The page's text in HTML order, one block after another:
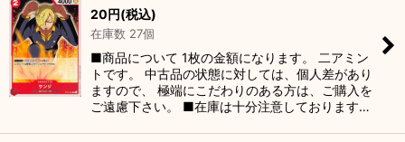
20円(税込)
在庫数 27個
■商品について 1枚の金額になります。 二アミン
トです。 中古品の状態に対しては、個人差があり
ますので、 極端にこだわりのある方は、ご購入を
ご遠慮下さい。 ■在庫は十分注意しております…